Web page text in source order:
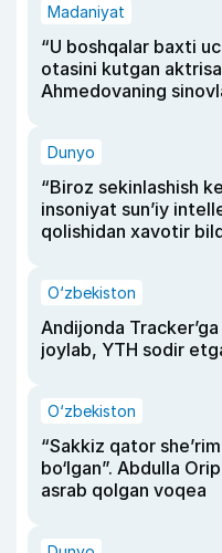
Madaniyat
“U boshqalar baxti
otasini kutgan
Ahmedovaning
Dunyo
“Biroz sekinlashish
insoniyat sun’iy
qolishidan xavotir
O‘zbekiston
Andijonda
joylab, YTH sodir
O‘zbekiston
“Sakkiz qator
bo‘lgan”. Abdulla
asrab qolgan voqea